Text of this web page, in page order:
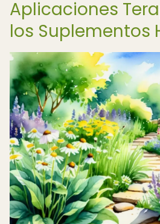
Aplicaciones
los Suplementos